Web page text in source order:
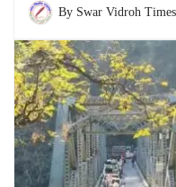
By Swar Vidroh Times